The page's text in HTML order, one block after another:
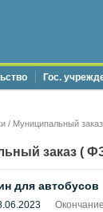
Гос.
/ Муниципальный
заказ (
для автобусов